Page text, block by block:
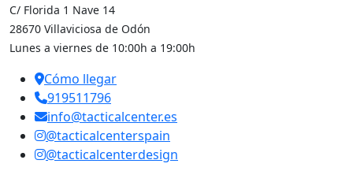
C/ Florida 1 Nave 14
28670 Villaviciosa de Odón
Lunes a viernes de 10:00h a 19:00h
Cómo llegar
919511796
info@tacticalcenter.es
@tacticalcenterspain
@tacticalcenterdesign